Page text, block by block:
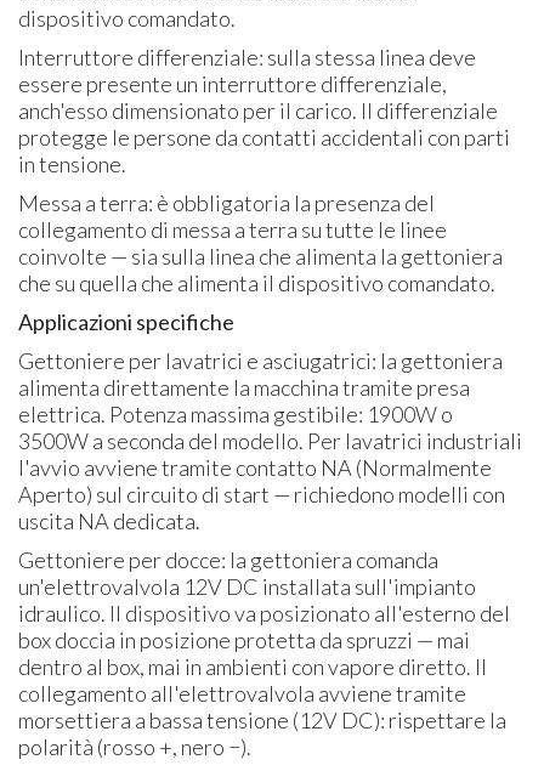
dispositivo comandato.
Interruttore differenziale: sulla stessa linea deve
essere presente un interruttore differenziale,
anch'esso dimensionato per il carico. Il differenziale
protegge le persone da contatti accidentali con parti
in tensione.
Messa a terra: è obbligatoria la presenza del
collegamento di messa a terra su tutte le linee
coinvolte — sia sulla linea che alimenta la gettoniera
che su quella che alimenta il dispositivo comandato.
Applicazioni specifiche
Gettoniere per lavatrici e asciugatrici: la gettoniera
alimenta direttamente la macchina tramite presa
elettrica. Potenza massima gestibile: 1900W o
3500W a seconda del modello. Per lavatrici industriali
l'avvio avviene tramite contatto NA (Normalmente
Aperto) sul circuito di start — richiedono modelli con
uscita NA dedicata.
Gettoniere per docce: la gettoniera comanda
un'elettrovalvola 12V DC installata sull'impianto
idraulico. Il dispositivo va posizionato all'esterno del
box doccia in posizione protetta da spruzzi — mai
dentro al box, mai in ambienti con vapore diretto. Il
collegamento all'elettrovalvola avviene tramite
morsettiera a bassa tensione (12V DC): rispettare la
polarità (rosso +, nero −).